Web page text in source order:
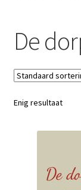
Assortiment
Account
Nieuws
Klantenservice
De
Enig resultaat